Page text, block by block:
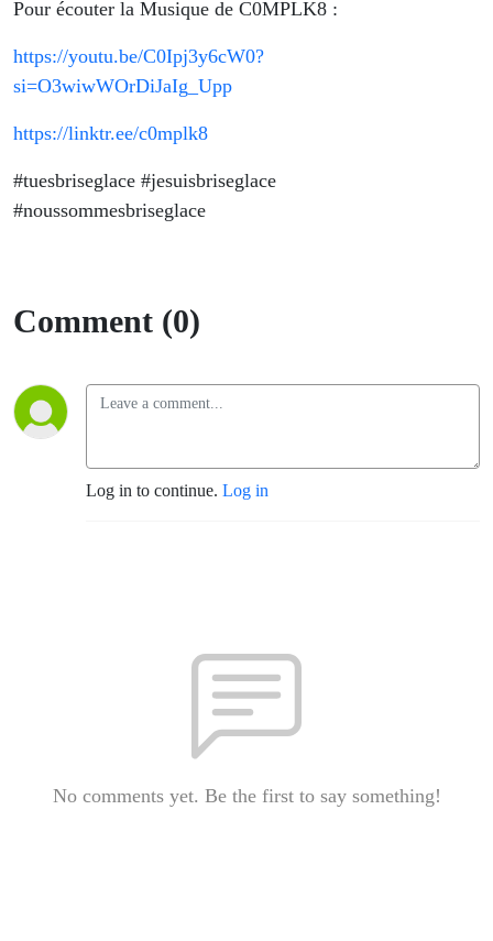
Pour écouter la Musique de C0MPLK8 :
https://youtu.be/C0Ipj3y6cW0?
si=O3wiwWOrDiJaIg_Upp
https://linktr.ee/c0mplk8
#tuesbriseglace #jesuisbriseglace
#noussommesbriseglace
Comment (0)
Log in to continue. Log in
No comments yet. Be the first to say something!